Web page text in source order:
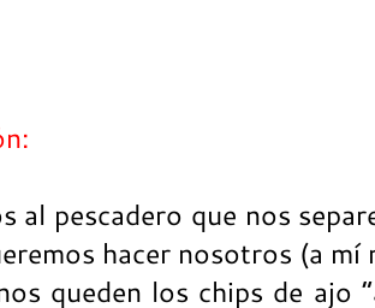
al pescadero que nos
hacer nosotros (a mí
queden los chips de ajo